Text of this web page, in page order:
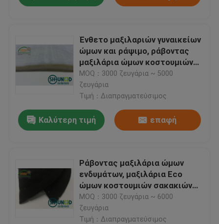
Ένθετο μαξιλαριών γυναικείων
ώμων και ράψιμο, ράβοντας
μαξιλάρια ώμων κοστουμιών
αφρού
MOQ：3000 ζευγάρια ~ 5000
ζευγάρια
Τιμή：Διαπραγματεύσιμος
Καλύτερη τιμή επαφή
Ράβοντας μαξιλάρια ώμων
ενδυμάτων, μαξιλάρια Eco
ώμων κοστουμιών σακακιών
και παλτών - φιλικό
MOQ：3000 ζευγάρια ~ 6000
ζευγάρια
Τιμή：Διαπραγματεύσιμος